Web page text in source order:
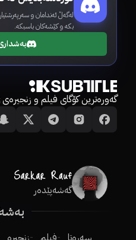
لەگەڵ ئەندامان و
بکە و کێشەکان باسبکە.
گەورەترین کۆگای فیلم و
گەشەپێدەر